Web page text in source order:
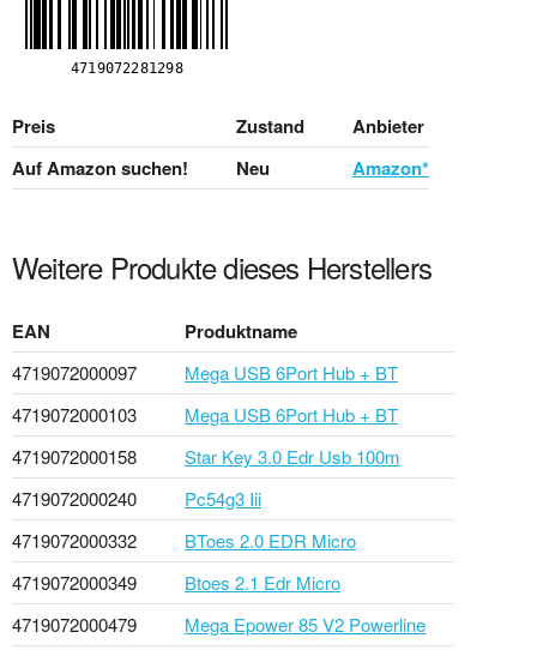
Preis Zustand
Anbieter
Auf Amazon suchen!
Neu Amazon*
Weitere Produkte dieses Herstellers
EAN Produktname
4719072000097
Mega USB 6Port Hub + BT
4719072000103
Mega USB 6Port Hub + BT
4719072000158
Star Key 3.0 Edr Usb 100m
4719072000240
Pc54g3 Iii
4719072000332
BToes 2.0 EDR Micro
4719072000349
Btoes 2.1 Edr Micro
4719072000479
Mega Epower 85 V2 Powerline